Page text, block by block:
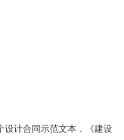
设计合同示范文本，《建设